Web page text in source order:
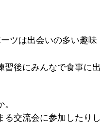
ツは出会いの多い趣味
習後にみんなで食事に出
る交流会に参加したりし